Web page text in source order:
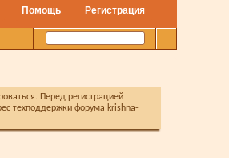
Регистрация
Помощь
Перед регистрацией
техподдержки форума krishna-